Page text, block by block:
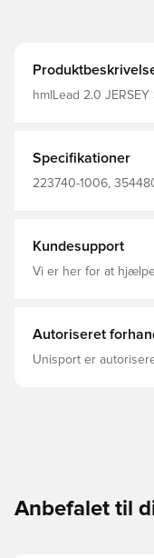
hmlLead 2.0
på brystet fuldender
Specifikationer
223740-1006,
Kundesupport
Vi er her for at
Autoriseret
Unisport er
Anbefalet til